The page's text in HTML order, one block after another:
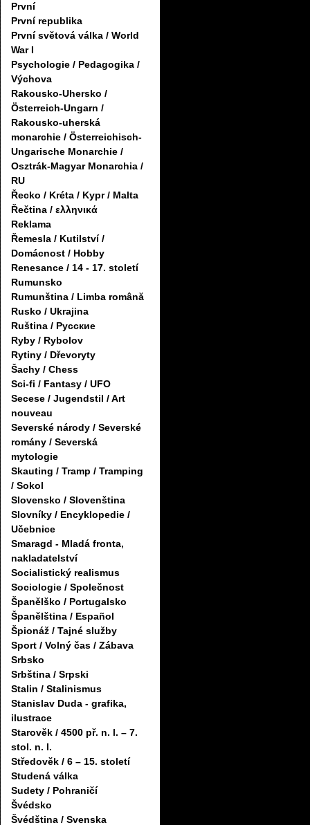
První
První republika
První světová válka / World
War I
Psychologie / Pedagogika /
Výchova
Rakousko-Uhersko /
Österreich-Ungarn /
Rakousko-uherská
monarchie / Österreichisch-
Ungarische Monarchie /
Osztrák-Magyar Monarchia /
RU
Řecko / Kréta / Kypr / Malta
Řečtina / ελληνικά
Reklama
Řemesla / Kutilství /
Domácnost / Hobby
Renesance / 14 - 17. století
Rumunsko
Rumunština / Limba română
Rusko / Ukrajina
Ruština / Русские
Ryby / Rybolov
Rytiny / Dřevoryty
Šachy / Chess
Sci-fi / Fantasy / UFO
Secese / Jugendstil / Art
nouveau
Severské národy / Severské
romány / Severská
mytologie
Skauting / Tramp / Tramping
/ Sokol
Slovensko / Slovenština
Slovníky / Encyklopedie /
Učebnice
Smaragd - Mladá fronta,
nakladatelství
Socialistický realismus
Sociologie / Společnost
Španělško / Portugalsko
Španělština / Español
Špionáž / Tajné služby
Sport / Volný čas / Zábava
Srbsko
Srbština / Srpski
Stalin / Stalinismus
Stanislav Duda - grafika,
ilustrace
Starověk / 4500 př. n. l. – 7.
stol. n. l.
Středověk / 6 – 15. století
Studená válka
Sudety / Pohraničí
Švédsko
Švédština / Svenska